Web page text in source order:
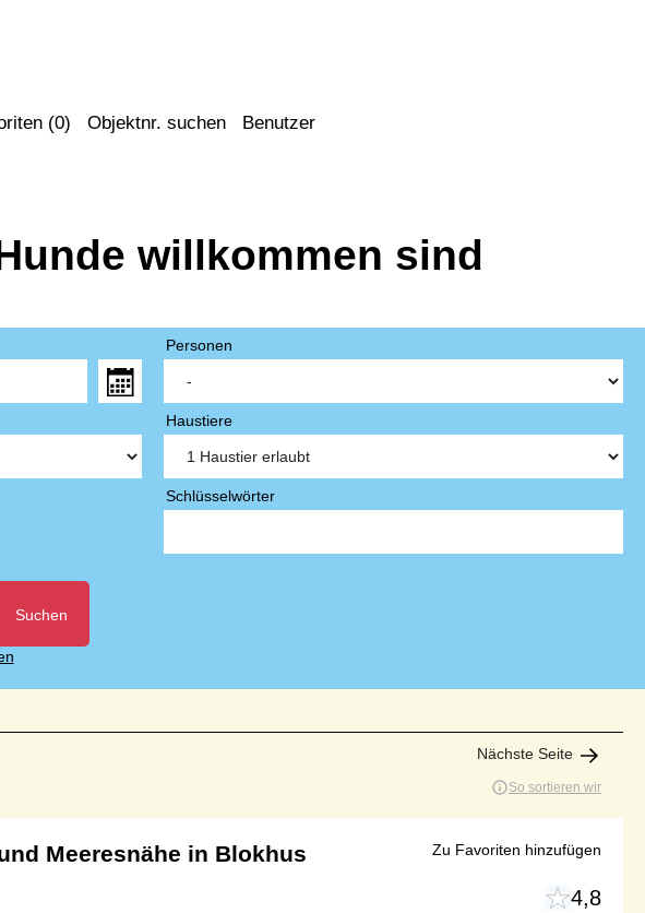
(0) Objektnr. suchen Benutzer
willkommen sind
Personen
Haustiere
Schlüsselwörter
Suchen
Nächste Seite
So sortieren wir
Meeresnähe in Blokhus
4,8
Zu Favoriten hinzufügen